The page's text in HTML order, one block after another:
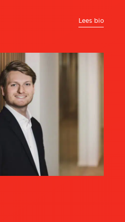
Lees bio